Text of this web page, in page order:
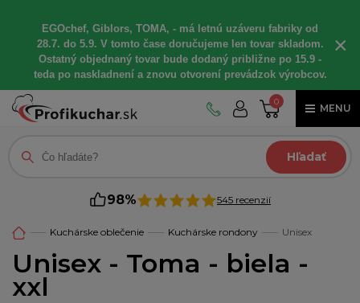
EGOchef, Giblors, TOMA, - má letnú uzáveru fabriky od
28.7. do 5.9. V tomto čase doručujeme len tovar skladom.
Ostatný objednaný tovar bude dodaný približne po 15.9 -
teda po naskladnení a znovu otvorení prevádzok výrobcov.
×
0
MENU
Hľadať
98% 545 recenzií
Kuchárske oblečenie Kuchárske rondony Unisex
Unisex - Toma - biela -
xxl